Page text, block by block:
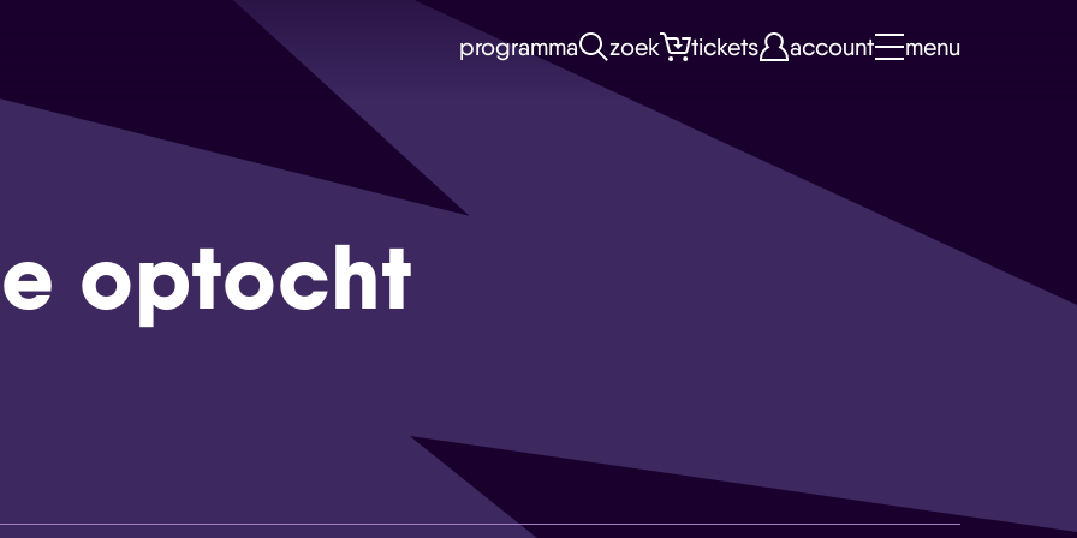
programma zoek tickets account menu
optocht